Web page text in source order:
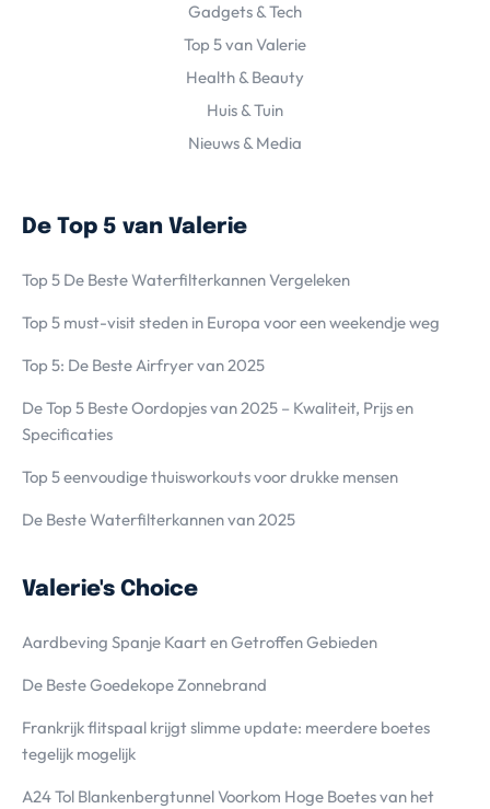
Gadgets & Tech
Top 5 van Valerie
Health & Beauty
Huis & Tuin
Nieuws & Media
De Top 5 van Valerie
Top 5 De Beste Waterfilterkannen Vergeleken
Top 5 must-visit steden in Europa voor een weekendje weg
Top 5: De Beste Airfryer van 2025
De Top 5 Beste Oordopjes van 2025 – Kwaliteit, Prijs en
Specificaties
Top 5 eenvoudige thuisworkouts voor drukke mensen
De Beste Waterfilterkannen van 2025
Valerie's Choice
Aardbeving Spanje Kaart en Getroffen Gebieden
De Beste Goedekope Zonnebrand
Frankrijk flitspaal krijgt slimme update: meerdere boetes
tegelijk mogelijk
A24 Tol Blankenbergtunnel Voorkom Hoge Boetes van het